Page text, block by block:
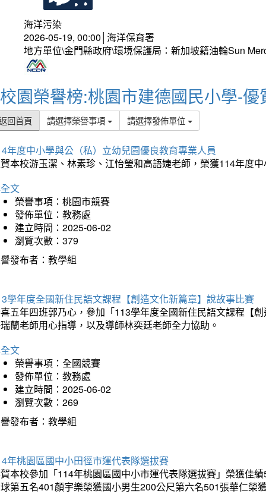
海洋污染
2026-05-19, 00:00│海洋保育署
地方單位\金門縣政府\環境保護局：新加坡籍油輪Sun
校園榮譽榜:桃園市建德國民小學-優
回首頁 請選擇榮譽事項 請選擇發佈單位
年度中小學與公（私）立幼兒園優良教育專業人員
本校游玉潔、林素珍、江怡瑩和高語婕老師，榮獲114年度
文
榮譽事項：桃園市競賽
發佈單位：教務處
建立時間：2025-06-02
瀏覽次數：379
發布者：教學組
學年度全國新住民語文課程【創造文化新篇章】說故事比賽
五年四班郭乃心，參加「113學年度全國新住民語文課程【
蘭老師用心指導，以及導師林奕廷老師全力協助。
文
榮譽事項：全國競賽
發佈單位：教務處
建立時間：2025-06-02
瀏覽次數：269
發布者：教學組
年桃園區國中小田徑市運代表隊選拔賽
本校參加「114年桃園區國中小市運代表隊選拔賽」榮獲佳
第五名401顏宇樂榮獲國小男生200公尺第六名501張華仁